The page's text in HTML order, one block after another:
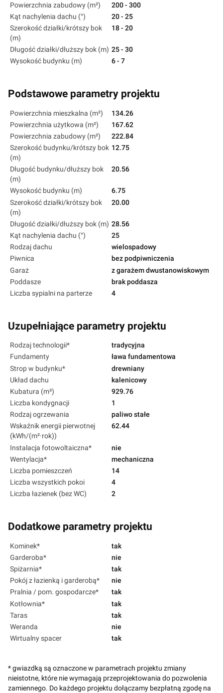
Powierzchnia zabudowy (m²)
200 - 300
Kąt nachylenia dachu (°)
20 - 25
Szerokość działki/krótszy bok
(m)
18 - 20
Długość działki/dłuższy bok (m) 25 - 30
Wysokość budynku (m)
6 - 7
Podstawowe parametry projektu
Powierzchnia mieszkalna (m²)
134.26
Powierzchnia użytkowa (m²)
167.62
Powierzchnia zabudowy (m²)
222.84
Szerokość budynku/krótszy bok
(m)
12.75
Długość budynku/dłuższy bok
(m)
20.56
Wysokość budynku (m)
6.75
Szerokość działki/krótszy bok
(m)
20.00
Długość działki/dłuższy bok (m) 28.56
Kąt nachylenia dachu (°)
25
Rodzaj dachu
wielospadowy
Piwnica
bez podpiwniczenia
Garaż
z garażem dwustanowiskowym
Poddasze
brak poddasza
Liczba sypialni na parterze
4
Uzupełniające parametry projektu
Rodzaj technologii*
tradycyjna
Fundamenty
ława fundamentowa
Strop w budynku*
drewniany
Układ dachu
kalenicowy
Kubatura (m³)
929.76
Liczba kondygnacji
1
Rodzaj ogrzewania
paliwo stałe
Wskaźnik energii pierwotnej
(kWh/(m²·rok))
62.44
Instalacja fotowoltaiczna*
nie
Wentylacja*
mechaniczna
Liczba pomieszczeń
14
Liczba wszystkich pokoi
4
Liczba łazienek (bez WC)
2
Dodatkowe parametry projektu
Kominek*
tak
Garderoba*
nie
Spiżarnia*
tak
Pokój z łazienką i garderobą*
nie
Pralnia / pom. gospodarcze*
tak
Kotłownia*
tak
Taras
tak
Weranda
nie
Wirtualny spacer
tak
* gwiazdką są oznaczone w parametrach projektu zmiany
nieistotne, które nie wymagają przeprojektowania do pozwolenia
zamiennego. Do każdego projektu dołączamy bezpłatną zgodę na